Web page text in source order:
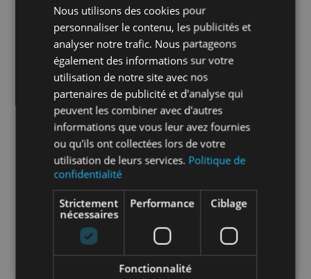
Nombre par
unité
1
Nombre par
sachet
1
Nombre par
carton
Nombre par
10
Nous utilisons des cookies pour
personnaliser le contenu, les publicités et
analyser notre trafic. Nous partageons
également des informations sur votre
utilisation de notre site avec nos
partenaires de publicité et d'analyse qui
peuvent les combiner avec d'autres
informations que vous leur avez fournies
ou qu'ils ont collectées lors de votre
utilisation de leurs services. Politique de
confidentialité
Strictement
nécessaires
Performance Ciblage
Fonctionnalité